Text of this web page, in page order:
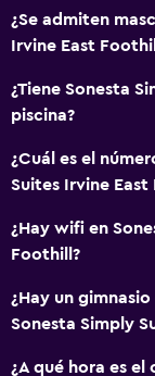
Estacionamiento
Estacionamiento
Estacionamiento
Estacionamiento
Lavandería
Servicios de
¿Se admiten
Irvine East
¿Tiene Sonesta
piscina?
¿Cuál es el
Suites Irvine East
¿Hay wifi en
Foothill?
¿Hay un
Sonesta Simply
¿A qué hora es